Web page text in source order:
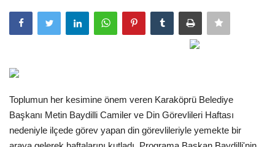
Şanlıurfa
Tekno Bilim
Toplumun her kesimine önem veren Karaköprü Belediye
Başkanı Metin Baydilli Camiler ve Din Görevlileri Haftası
nedeniyle ilçede görev yapan din görevlileriyle yemekte bir